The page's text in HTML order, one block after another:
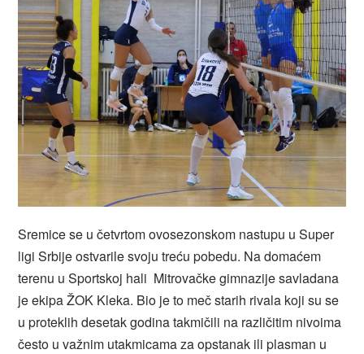
Sremice se u četvrtom ovosezonskom nastupu u Super
ligi Srbije ostvarile svoju treću pobedu. Na domaćem
terenu u Sportskoj hali Mitrovačke gimnazije savladana
je ekipa ŽOK Kleka. Bio je to meč starih rivala koji su se
u proteklih desetak godina takmičili na različitim nivoima
često u važnim utakmicama za opstanak ili plasman u